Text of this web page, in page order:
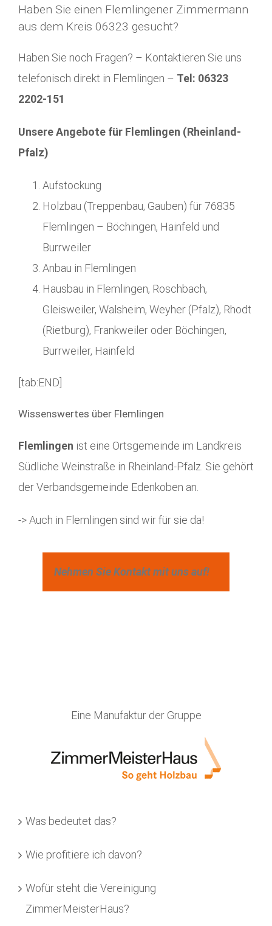
Haben Sie einen Flemlingener Zimmermann
aus dem Kreis 06323 gesucht?
Haben Sie noch Fragen? – Kontaktieren Sie uns
telefonisch direkt in Flemlingen – Tel: 06323
2202-151
Unsere Angebote für Flemlingen (Rheinland-
Pfalz)
Aufstockung
Holzbau (Treppenbau, Gauben) für 76835
Flemlingen – Böchingen, Hainfeld und
Burrweiler
Anbau in Flemlingen
Hausbau in Flemlingen, Roschbach,
Gleisweiler, Walsheim, Weyher (Pfalz), Rhodt
(Rietburg), Frankweiler oder Böchingen,
Burrweiler, Hainfeld
[tab:END]
Wissenswertes über Flemlingen
Flemlingen ist eine Ortsgemeinde im Landkreis
Südliche Weinstraße in Rheinland-Pfalz. Sie gehört
der Verbandsgemeinde Edenkoben an.
-> Auch in Flemlingen sind wir für sie da!
Nehmen Sie Kontakt mit uns auf!
Eine Manufaktur der Gruppe
Was bedeutet das?
Wie profitiere ich davon?
Wofür steht die Vereinigung
ZimmerMeisterHaus?